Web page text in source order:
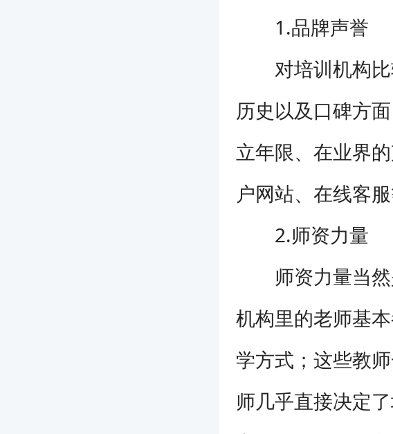
1.品牌声誉
对培训机构比
历史以及口碑方
立年限、在业界
户网站、在线客
2.师资力量
师资力量当然
机构里的老师基
学方式；这些教
师几乎直接决定